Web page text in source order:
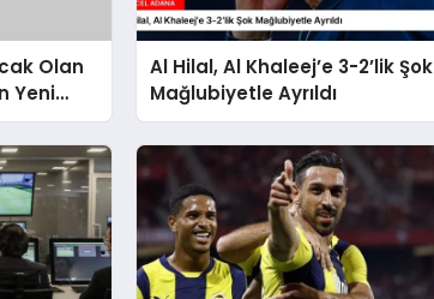
Olan
Yeni
Al Hilal, Al Khaleej’e 3-2’lik Şok
Mağlubiyetle Ayrıldı